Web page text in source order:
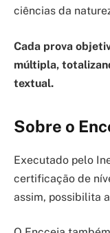
ciências da
Cada prova
múltipla,
textual.
Sobre o
Executado pelo
certificação de
assim, possibilita